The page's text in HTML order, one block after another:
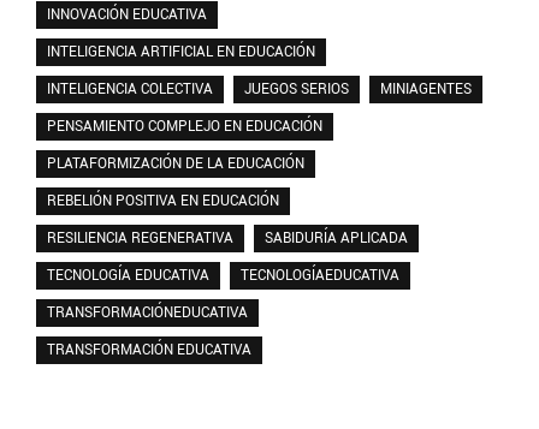
INNOVACIÓN EDUCATIVA
INTELIGENCIA ARTIFICIAL EN EDUCACIÓN
INTELIGENCIA COLECTIVA
JUEGOS SERIOS
MINIAGENTES
PENSAMIENTO COMPLEJO EN EDUCACIÓN
PLATAFORMIZACIÓN DE LA EDUCACIÓN
REBELIÓN POSITIVA EN EDUCACIÓN
RESILIENCIA REGENERATIVA
SABIDURÍA APLICADA
TECNOLOGÍA EDUCATIVA
TECNOLOGÍAEDUCATIVA
TRANSFORMACIÓNEDUCATIVA
TRANSFORMACIÓN EDUCATIVA